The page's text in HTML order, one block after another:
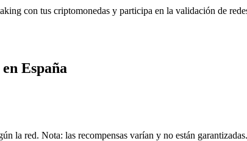
con tus criptomonedas y participa en la validación de
España
la red. Nota: las recompensas varían y no están garantizadas.